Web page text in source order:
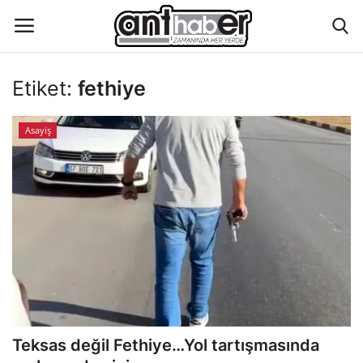
Eğitim
Aktüel Magazin
İletişim
Asayiş
Çevre
Etiket: fethiye
Asayiş
Teksas değil Fethiye…Yol tartışmasında